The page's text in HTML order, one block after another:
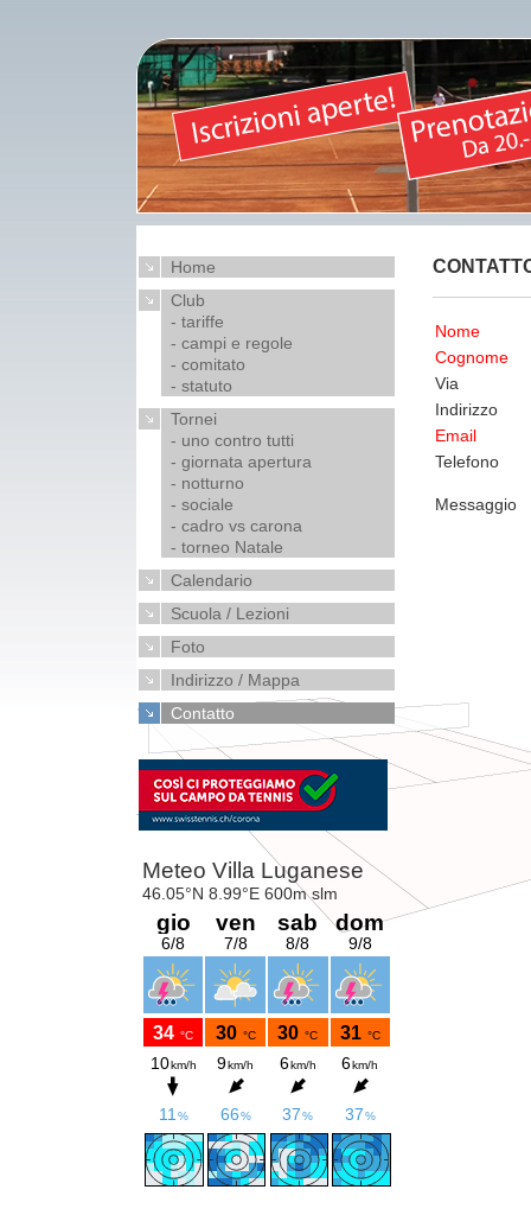
Home
Club
- tariffe
- campi e regole
- comitato
- statuto
Tornei
- uno contro tutti
- giornata apertura
- notturno
- sociale
- cadro vs carona
- torneo Natale
Calendario
Scuola / Lezioni
Foto
Indirizzo / Mappa
Contatto
Nome
Cognome
Via
Indirizzo
Email
Telefono
Messaggio